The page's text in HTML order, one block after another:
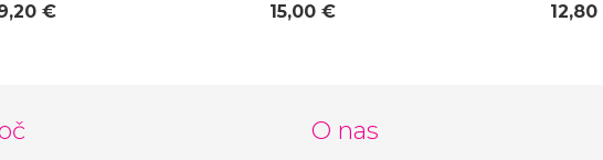
€ 15,00 €
O nas